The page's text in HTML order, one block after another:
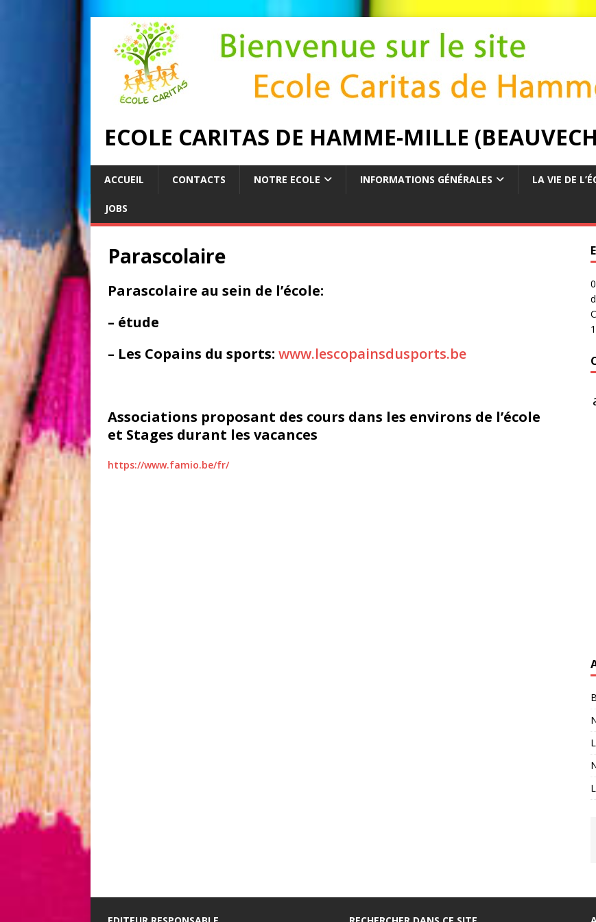
ECOLE CARITAS DE HAMME-MILLE
ACCUEIL CONTACTS NOTRE ECOLE INFORMATIONS GÉNÉRALES LA VIE DE
JOBS
Parascolaire
Parascolaire au sein de l’école:
– étude
– Les Copains du sports: www.lescopainsdusports.be
Associations proposant des cours dans les environs de l’école
et Stages durant les vacances
https://www.famio.be/fr/